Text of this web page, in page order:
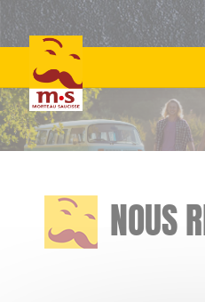
Skip
NOUS